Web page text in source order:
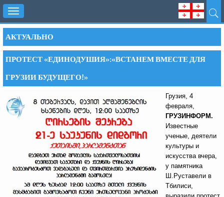
Toggle
navigation
АКТУАЛЬНО
ПРОТЕСТ «ЕДИНОДУШИЯ»:«ВСТАНЕМ ВМЕСТЕ ДЛЯ
ГРУЗИИ БУДУЩЕГО!»
Грузия, 4
февраля,
ГРУЗИНФОРМ.
Известные
ученые, деятели
культуры и
искусства вчера,
у памятника
Ш.Руставели в
Тбилиси,